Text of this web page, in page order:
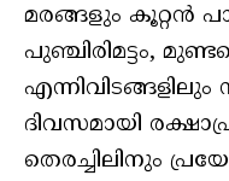
മരങ്ങളും കൂറ്റന്‍
പുഞ്ചിരിമട്ടം,
എന്നിവിടങ്ങളിലും
ദിവസമായി
തെരച്ചിലിനും